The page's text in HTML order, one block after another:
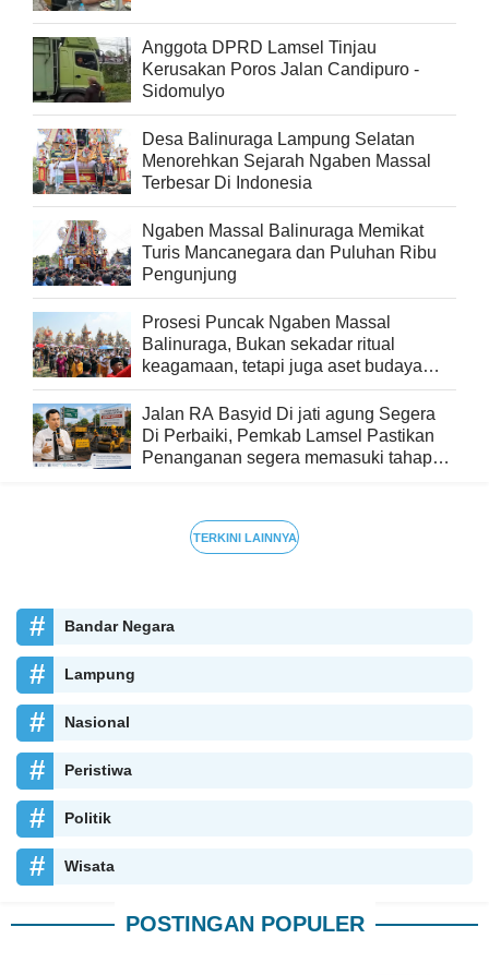
Anggota DPRD Lamsel Tinjau
Kerusakan Poros Jalan Candipuro -
Sidomulyo
Desa Balinuraga Lampung Selatan
Menorehkan Sejarah Ngaben Massal
Terbesar Di Indonesia
Ngaben Massal Balinuraga Memikat
Turis Mancanegara dan Puluhan Ribu
Pengunjung
Prosesi Puncak Ngaben Massal
Balinuraga, Bukan sekadar ritual
keagamaan, tetapi juga aset budaya
yang memperkaya keberagaman
Jalan RA Basyid Di jati agung Segera
Di Perbaiki, Pemkab Lamsel Pastikan
Penanganan segera memasuki tahap
TERKINI LAINNYA
Bandar Negara
Lampung
Nasional
Peristiwa
Politik
Wisata
POSTINGAN POPULER